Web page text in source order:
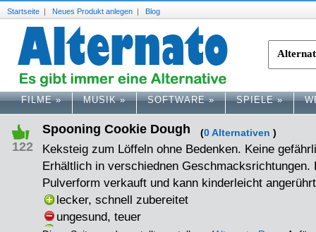
Startseite | Neues Produkt anlegen | Blog
FILME» MUSIK» SOFTWARE» SPIELE»
122
Spooning Cookie Dough (0 Alternativen )
Keksteig zum Löffeln ohne Bedenken. Keine
Erhältlich in verschiednen Geschmacksrichtungen.
Pulverform verkauft und kann kinderleicht
lecker, schnell zubereitet
ungesund, teuer